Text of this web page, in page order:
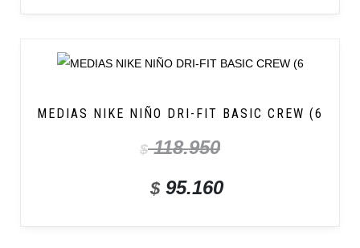
MEDIAS NIKE NIÑO DRI-FIT BASIC CREW (6
$118.950
$95.160